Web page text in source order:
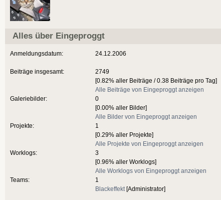
Alles über Eingeproggt
Anmeldungsdatum:
Beiträge insgesamt:
Galeriebilder:
Projekte:
Worklogs:
Teams:
24.12.2006
2749
[0.82% aller Beiträge / 0.38 Beiträge pro Tag]
Alle Beiträge von Eingeproggt anzeigen
0
[0.00% aller Bilder]
Alle Bilder von Eingeproggt anzeigen
1
[0.29% aller Projekte]
Alle Projekte von Eingeproggt anzeigen
3
[0.96% aller Worklogs]
Alle Worklogs von Eingeproggt anzeigen
1
Blackeffekt [Administrator]